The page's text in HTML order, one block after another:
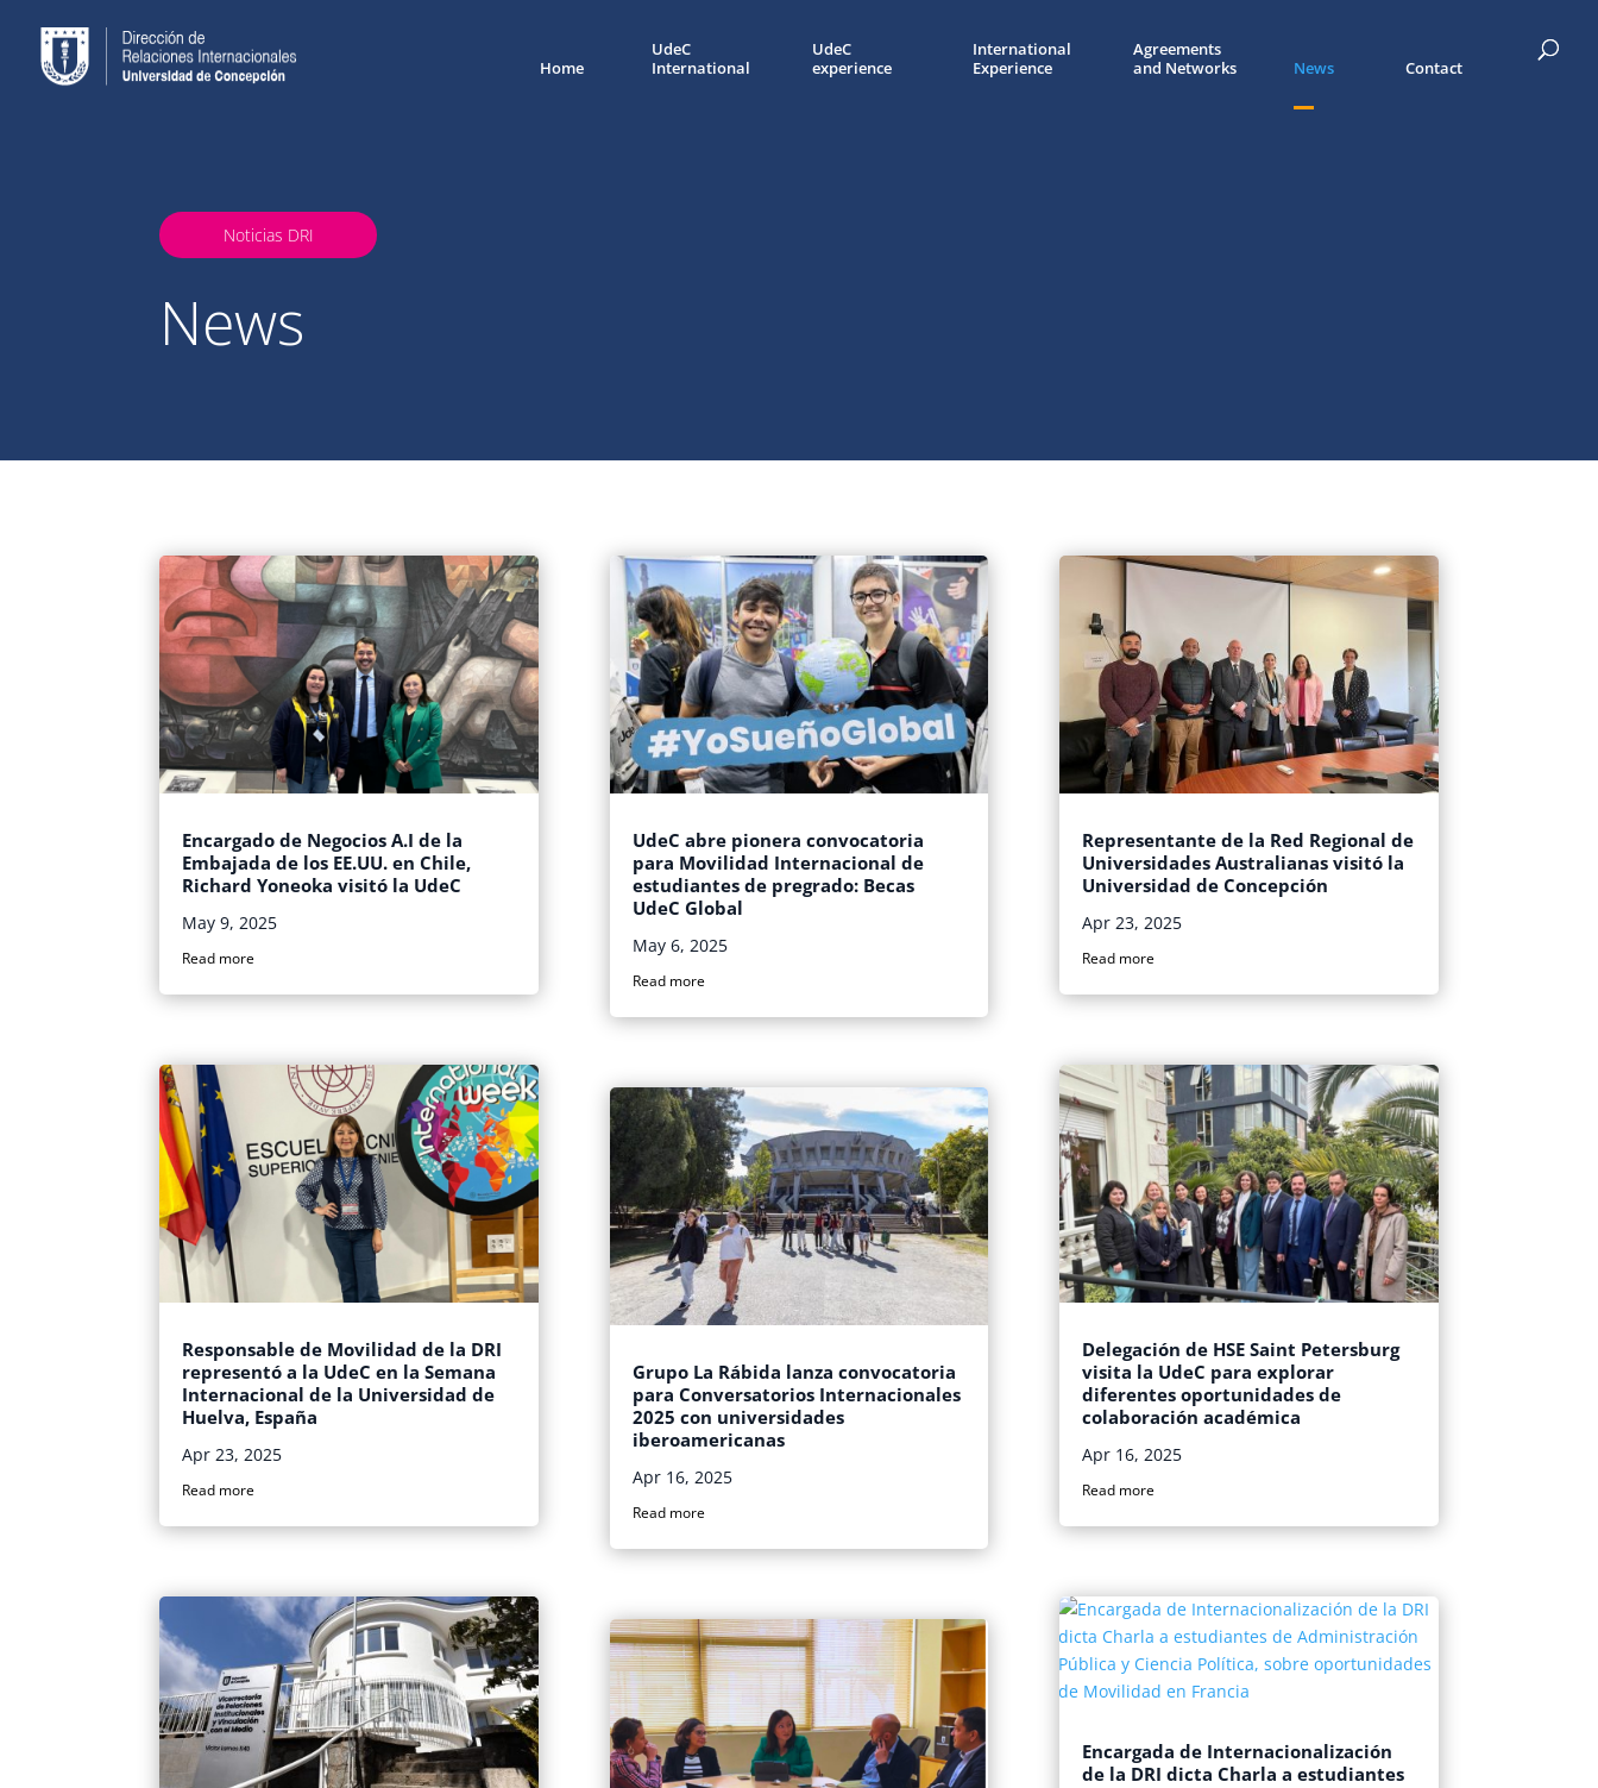
Home
UdeC
International
UdeC
experience
International
Experience
Agreements
and Networks
News Contact
Noticias DRI
News
Encargado de Negocios A.I de la
Embajada de los EE.UU. en Chile,
Richard Yoneoka visitó la UdeC
May 9, 2025
Read more
Responsable de Movilidad de la DRI
representó a la UdeC en la Semana
Internacional de la Universidad de
Huelva, España
Apr 23, 2025
Read more
UdeC abre pionera convocatoria
para Movilidad Internacional de
estudiantes de pregrado: Becas
UdeC Global
May 6, 2025
Read more
Grupo La Rábida lanza convocatoria
para Conversatorios Internacionales
2025 con universidades
iberoamericanas
Apr 16, 2025
Read more
Representante de la Red Regional de
Universidades Australianas visitó la
Universidad de Concepción
Apr 23, 2025
Read more
Delegación de HSE Saint Petersburg
visita la UdeC para explorar
diferentes oportunidades de
colaboración académica
Apr 16, 2025
Read more
Encargada de Internacionalización
de la DRI dicta Charla a estudiantes